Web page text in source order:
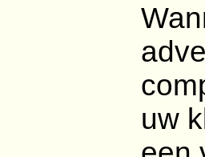
uw